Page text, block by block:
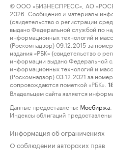
© ООО «БИЗНЕСПРЕСС», АО
2026. Сообщения и материалы
(свидетельство о регистрации
выдано Федеральной службой по
информационных технологий и
(Роскомнадзор) 09.12.2015 за
издания «РБК» (свидетельство о
информации выдано Федеральной
информационных технологий и
(Роскомнадзор) 03.12.2021 за
сопровождаются пометкой «РБК».
Владельцем сайта является
Данные предоставлены: Мосбиржа
Индексы облигаций предоставлены
Информация об ограничениях
О соблюдении авторских прав